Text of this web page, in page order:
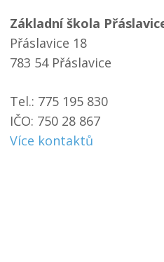
Základní škola
Přáslavice 18
783 54 Přáslavice
Tel.: 775 195 830
IČO: 750 28 867
Více kontaktů